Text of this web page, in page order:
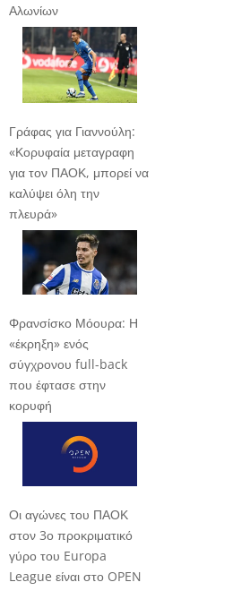
Αλωνίων
Γράφας για Γιαννούλη:
«Κορυφαία μεταγραφη
για τον ΠΑΟΚ, μπορεί να
καλύψει όλη την
πλευρά»
Φρανσίσκο Μόουρα: Η
«έκρηξη» ενός
σύγχρονου full-back
που έφτασε στην
κορυφή
Οι αγώνες του ΠΑΟΚ
στον 3ο προκριματικό
γύρο του Europa
League είναι στο OPEN